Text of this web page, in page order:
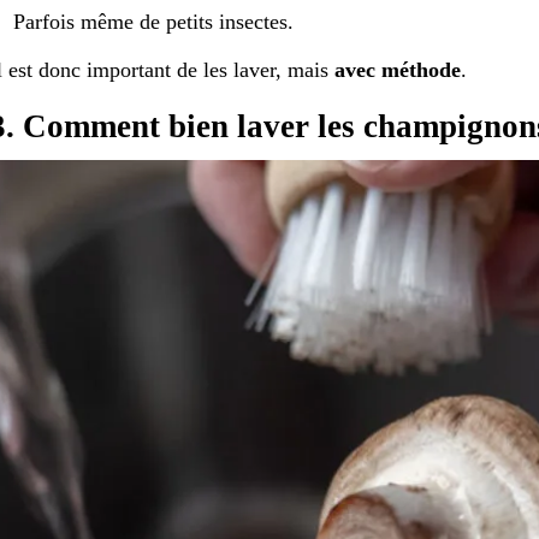
Parfois même de petits insectes.
est donc important de les laver, mais avec méthode.
Comment bien laver les